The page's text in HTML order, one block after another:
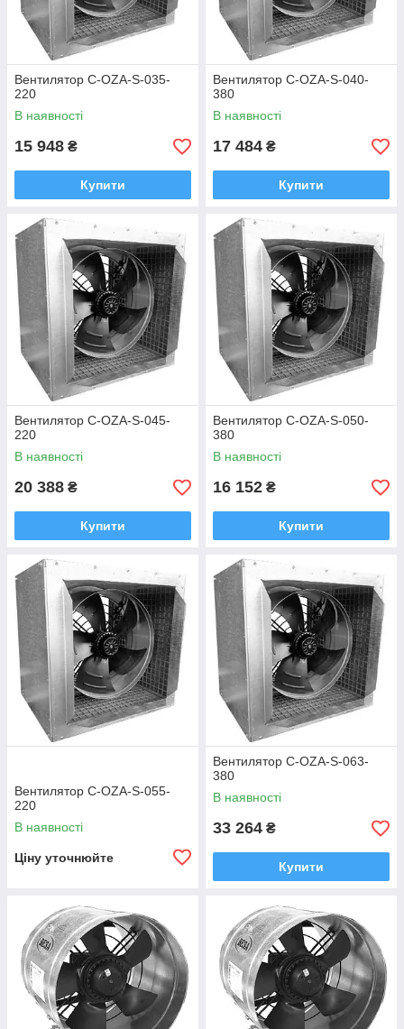
Вентилятор C-OZA-S-035-
220
В наявності
15 948 ₴
Купити
Вентилятор C-OZA-S-040-
380
В наявності
17 484 ₴
Купити
Вентилятор C-OZA-S-045-
220
В наявності
20 388 ₴
Купити
Вентилятор C-OZA-S-050-
380
В наявності
16 152 ₴
Купити
Вентилятор C-OZA-S-055-
220
В наявності
Ціну уточнюйте
Вентилятор C-OZA-S-063-
380
В наявності
33 264 ₴
Купити